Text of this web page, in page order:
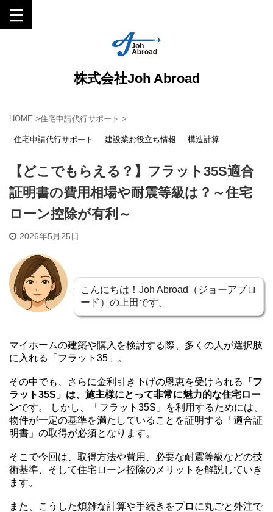
株式会社Joh Abroad
HOME >住宅申請代行サポート >
住宅申請代行サポート 建設業お役立ち情報 構造計算
【どこでもらえる？】フラット35S適合
証明書の費用相場や耐震等級は？～住宅
ローン控除が有利～
2026年5月25日
こんにちは！Joh Abroad（ジョーアブロ
ード）の上田です。
マイホームの建築や購入を検討する際、多くの人が選択肢
に入れる「フラット35」。
その中でも、さらに金利引き下げの恩恵を受けられる
「フ
ラット35S」は、施主様にとって非常に魅力的な住宅ロー
ンです。 しかし、「フラット35S」を利用するためには、
物件が一定の基準を満たしていることを証明する「適合証
明書」の取得が必須となります。
そこで今回は、取得方法や費用、必要な耐震等級などの技
術基準、そして住宅ローン控除のメリットを解説していき
ます。
また、こうした煩雑な計算や手続きをプロに丸ごと外注で